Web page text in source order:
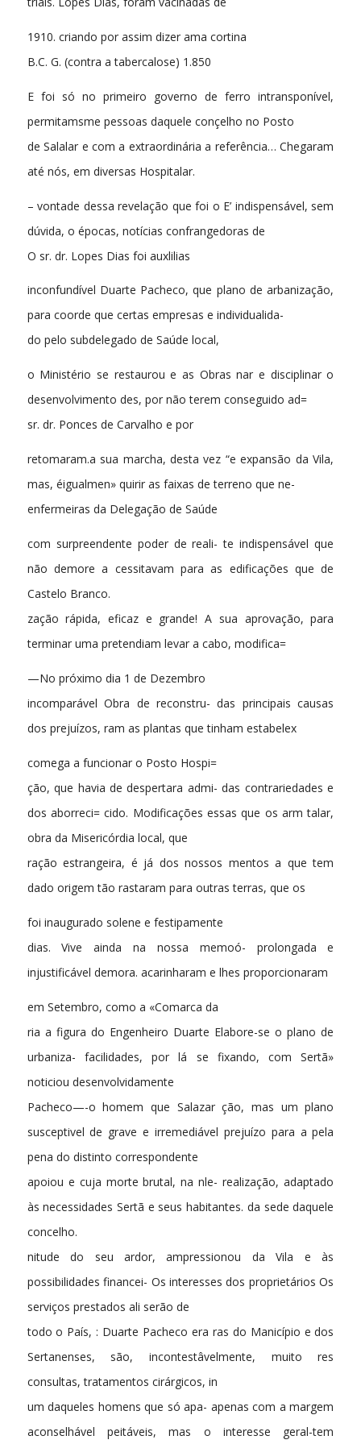
1910. criando por assim dizer ama cortina
B.C. G. (contra a tabercalose) 1.850
E foi só no primeiro governo de ferro intransponível,
permitamsme pessoas daquele conçelho no Posto
de Salalar e com a extraordinária a referência… Chegaram
até nós, em diversas Hospitalar.
– vontade dessa revelação que foi o E’ indispensável, sem
dúvida, o épocas, notícias confrangedoras de
O sr. dr. Lopes Dias foi auxlilias
inconfundível Duarte Pacheco, que plano de arbanização,
para coorde que certas empresas e individualida-
do pelo subdelegado de Saúde local,
o Ministério se restaurou e as Obras nar e disciplinar o
desenvolvimento des, por não terem conseguido ad=
sr. dr. Ponces de Carvalho e por
retomaram.a sua marcha, desta vez “e expansão da Vila,
mas, éigualmen» quirir as faixas de terreno que ne-
enfermeiras da Delegação de Saúde
com surpreendente poder de reali- te indispensável que
não demore a cessitavam para as edificações que de
Castelo Branco.
zação rápida, eficaz e grande! A sua aprovação, para
terminar uma pretendiam levar a cabo, modifica=
—No próximo dia 1 de Dezembro
incomparável Obra de reconstru- das principais causas
dos prejuízos, ram as plantas que tinham estabelex
comega a funcionar o Posto Hospi=
ção, que havia de despertara admi- das contrariedades e
dos aborreci= cido. Modificações essas que os arm talar,
obra da Misericórdia local, que
ração estrangeira, é já dos nossos mentos a que tem
dado origem tão rastaram para outras terras, que os
foi inaugurado solene e festipamente
dias. Vive ainda na nossa memoó- prolongada e
injustificável demora. acarinharam e lhes proporcionaram
em Setembro, como a «Comarca da
ria a figura do Engenheiro Duarte Elabore-se o plano de
urbaniza- facilidades, por lá se fixando, com Sertã»
noticiou desenvolvidamente
Pacheco—-o homem que Salazar ção, mas um plano
susceptivel de grave e irremediável prejuízo para a pela
pena do distinto correspondente
apoiou e cuja morte brutal, na nle- realização, adaptado
às necessidades Sertã e seus habitantes. da sede daquele
concelho.
nitude do seu ardor, ampressionou da Vila e às
possibilidades financei- Os interesses dos proprietários Os
serviços prestados ali serão de
todo o País, : Duarte Pacheco era ras do Manicípio e dos
Sertanenses, são, incontestâvelmente, muito res
consultas, tratamentos cirárgicos, in
um daqueles homens que só apa- apenas com a margem
aconselhável peitáveis, mas o interesse geral-tem